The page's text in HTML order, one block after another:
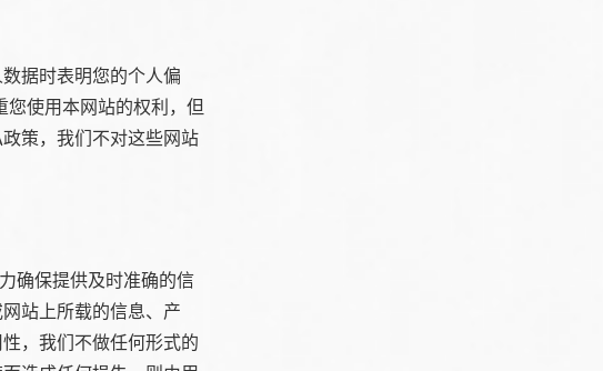
据时表明您的个人偏
使用本网站的权利，但
策，我们不对这些网站
确保提供及时准确的信
站上所载的信息、产
，我们不做任何形式的